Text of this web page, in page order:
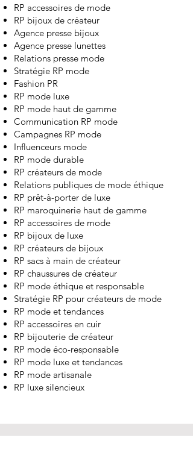
RP accessoires de mode
RP bijoux de créateur
Agence presse bijoux
Agence presse lunettes
Relations presse mode
Stratégie RP mode
Fashion PR
RP mode luxe
RP mode haut de gamme
Communication RP mode
Campagnes RP mode
Influenceurs mode
RP mode durable
RP créateurs de mode
Relations publiques de mode éthique
RP prêt-à-porter de luxe
RP maroquinerie haut de gamme
RP accessoires de mode
RP bijoux de luxe
RP créateurs de bijoux
RP sacs à main de créateur
RP chaussures de créateur
RP mode éthique et responsable
Stratégie RP pour créateurs de mode
RP mode et tendances
RP accessoires en cuir
RP bijouterie de créateur
RP mode éco-responsable
RP mode luxe et tendances
RP mode artisanale
RP luxe silencieux